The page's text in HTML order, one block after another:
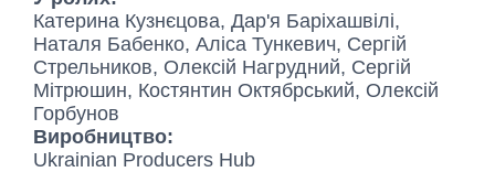
Катерина Кузнєцова, Дар'я Баріхашвілі,
Наталя Бабенко, Аліса Тункевич, Сергій
Стрельников, Олексій Нагрудний, Сергій
Мітрюшин, Костянтин Октябрський, Олексій
Горбунов
Виробництво:
Ukrainian Producers Hub